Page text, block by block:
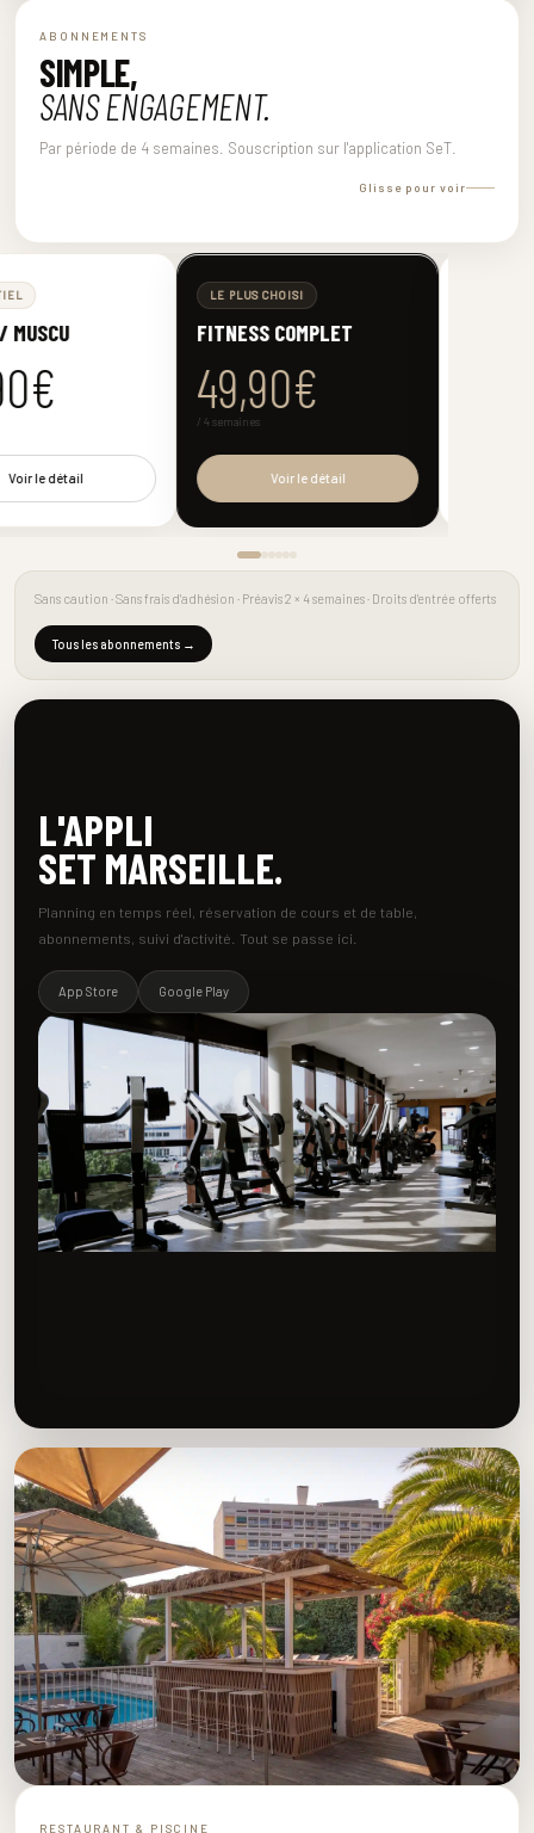
ABONNEMENTS
SIMPLE,
SANS ENGAGEMENT.
Par période de 4 semaines. Souscription sur l'application SeT.
Glisse pour voir
CARDIO / MUSCU
39,90€
Voir le détail
LE PLUS CHOISI
FITNESS COMPLET
49,90€
Voir le détail
Sans caution · Sans frais d'adhésion · Préavis 2 × 4 semaines · Droits d'entrée offerts
Tous les abonnements →
L'APPLI
SET MARSEILLE.
Planning en temps réel, réservation de cours et de table,
abonnements, suivi d'activité. Tout se passe ici.
App Store Google Play
RESTAURANT & PISCINE